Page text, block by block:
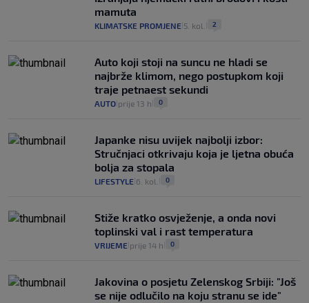
mamuta
KLIMATSKE PROMJENE 5. kol. 2
Auto koji stoji na suncu ne hladi se
najbrže klimom, nego postupkom koji
traje petnaest sekundi
AUTO prije 13 h 0
Japanke nisu uvijek najbolji izbor:
Stručnjaci otkrivaju koja je ljetna obuća
bolja za stopala
LIFESTYLE 6. kol. 0
Stiže kratko osvježenje, a onda novi
toplinski val i rast temperatura
VRIJEME prije 14 h 0
Jakovina o posjetu Zelenskog Srbiji: "Još
se nije odlučilo na koju stranu se ide"